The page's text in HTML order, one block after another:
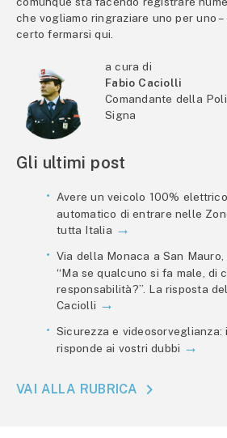
che vogliamo ringraziare uno per uno
certo fermarsi qui.
a cura di
Fabio Caciolli
Comandante della
Signa
Gli ultimi post
Avere un veicolo 100%
automatico di entrare nelle
tutta Italia
Via della Monaca a San
“Ma se qualcuno si fa male, di
responsabilità?”. La risposta
Caciolli
Sicurezza e
risponde ai vostri dubbi
VAI ALLA RUBRICA